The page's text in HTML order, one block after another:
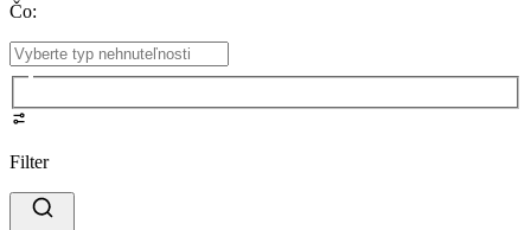
Čo:
Filter